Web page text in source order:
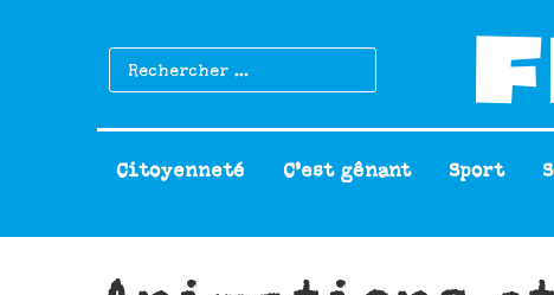
Citoyenneté C’est gênant Sport